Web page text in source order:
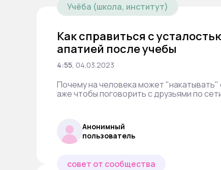
Учёба (школа, институт)
Как справиться с
апатией после учебы
4:55, 04.03.2023
Почему на человека может
аже чтобы поговорить с друзьями по
Анонимный
пользователь
совет от сообщества